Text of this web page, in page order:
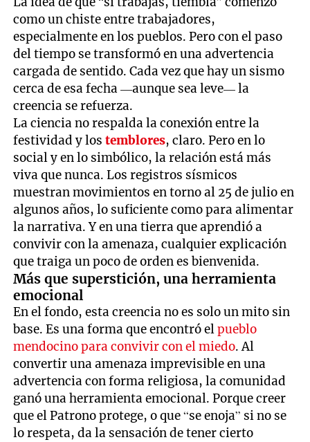
como un chiste entre trabajadores,
especialmente en los pueblos. Pero con el paso
del tiempo se transformó en una advertencia
cargada de sentido. Cada vez que hay un sismo
cerca de esa fecha —aunque sea leve— la
creencia se refuerza.
La ciencia no respalda la conexión entre la
festividad y lostemblores, claro. Pero en lo
social y en lo simbólico, la relación está más
viva que nunca. Los registros sísmicos
muestran movimientos en torno al 25 de julio en
algunos años, lo suficiente como para alimentar
la narrativa. Y en una tierra que aprendió a
convivir con la amenaza, cualquier explicación
que traiga un poco de orden es bienvenida.
Más que superstición, una herramienta
emocional
En el fondo, esta creencia no es solo un mito sin
base. Es una forma que encontró elpueblo
mendocino para convivir con el miedo. Al
convertir una amenaza imprevisible en una
advertencia con forma religiosa, la comunidad
ganó una herramienta emocional. Porque creer
que el Patrono protege, o que “se enoja” si no se
lo respeta, da la sensación de tener cierto